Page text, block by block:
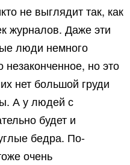
не выглядит так, как
журналов. Даже эти
люди немного
незаконченное, но это
нет большой груди
А у людей с
будет и
бедра. По-
очень